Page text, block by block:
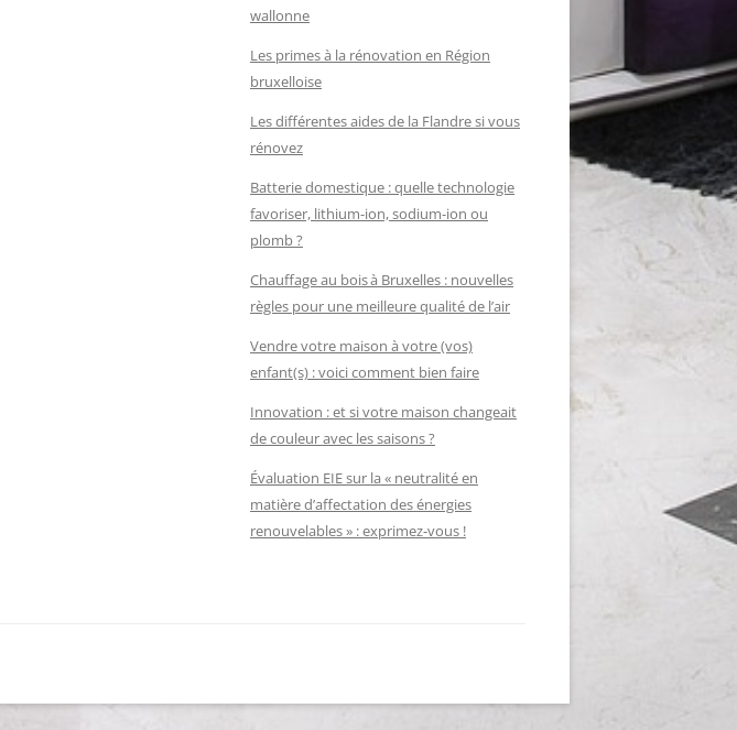
wallonne
Les primes à la rénovation en Région
bruxelloise
Les différentes aides de la Flandre si vous
rénovez
Batterie domestique : quelle technologie
favoriser, lithium-ion, sodium-ion ou
plomb ?
Chauffage au bois à Bruxelles : nouvelles
règles pour une meilleure qualité de l’air
Vendre votre maison à votre (vos)
enfant(s) : voici comment bien faire
Innovation : et si votre maison changeait
de couleur avec les saisons ?
Évaluation EIE sur la « neutralité en
matière d’affectation des énergies
renouvelables » : exprimez-vous !